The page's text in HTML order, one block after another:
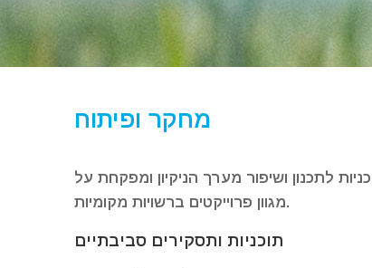
מחקר ופיתוח
לתכנון ושיפור מערך הניקיון ומפקחת על
מגוון פרוייקטים ברשויות מקומיות.
תוכניות ותסקירים סביבתיים